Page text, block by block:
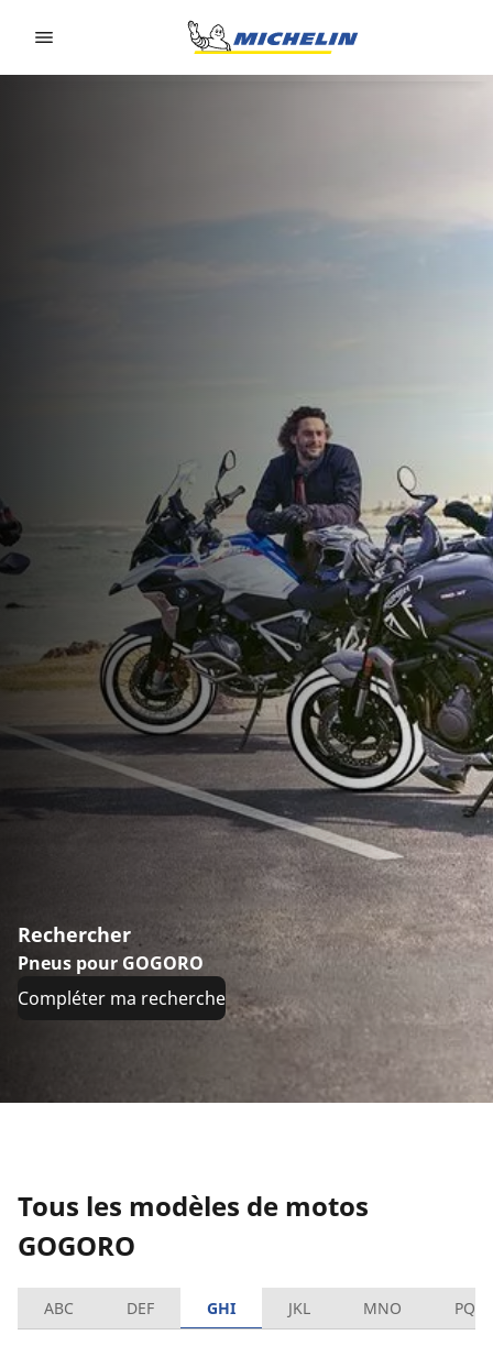
Rechercher
Pneus pour GOGORO
Compléter ma recherche
Tous les modèles de motos
GOGORO
ABC DEF GHI JKL MNO PQRS